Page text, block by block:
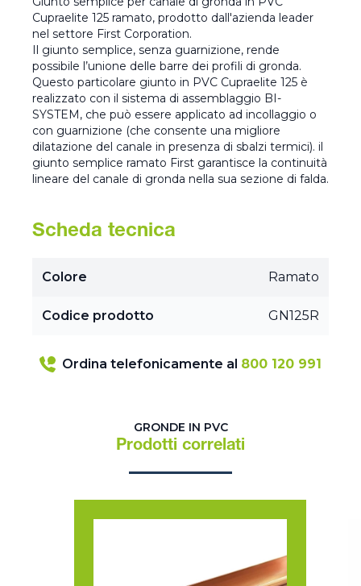
Cupraelite 125 ramato, prodotto dall'azienda leader
nel settore First Corporation.
Il giunto semplice, senza guarnizione, rende
possibile l’unione delle barre dei profili di gronda.
Questo particolare giunto in PVC Cupraelite 125 è
realizzato con il sistema di assemblaggio BI-
SYSTEM, che può essere applicato ad incollaggio o
con guarnizione (che consente una migliore
dilatazione del canale in presenza di sbalzi termici). il
giunto semplice ramato First garantisce la continuità
lineare del canale di gronda nella sua sezione di falda.
Scheda tecnica
Colore Ramato
Codice prodotto GN125R
Ordina telefonicamente al 800 120 991
GRONDE IN PVC
Prodotti correlati